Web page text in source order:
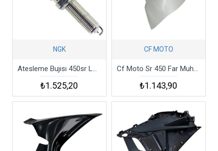
NGK
Atesleme Bujısı 450sr Lmar8bı-9
₺1.525,20
CF MOTO
Cf Moto Sr 450 Far Muhafazasi Sol Beyaz Csr4
₺1.143,90